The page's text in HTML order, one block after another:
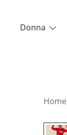
contenuto
Donna
Home